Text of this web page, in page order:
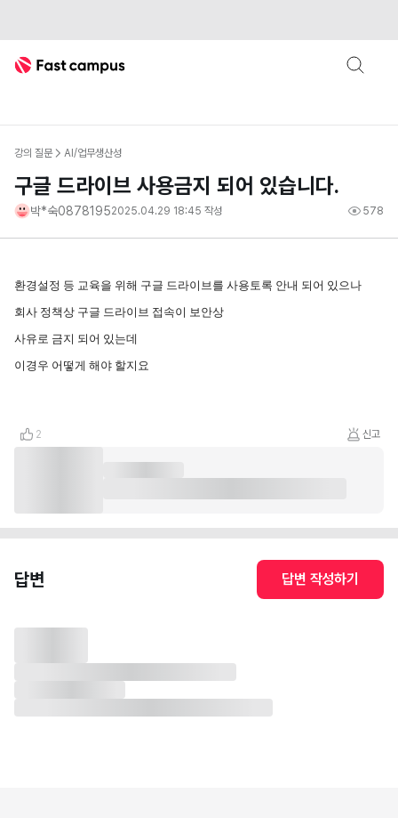
Fast Campus
강의 질문 AI/업무생산성
구글 드라이브 사용금지 되어 있습니다.
박*숙08781952025.04.29 18:45 작성 578
환경설정 등 교육을 위해 구글 드라이브를 사용토록 안내 되어 있으나
회사 정책상 구글 드라이브 접속이 보안상
사유로 금지 되어 있는데
이경우 어떻게 해야 할지요
2 신고
답변 답변 작성하기